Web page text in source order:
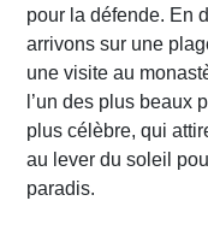
pour la défende. En
arrivons sur une
une visite au
l’un des plus beaux
plus célèbre, qui
au lever du soleil
paradis.